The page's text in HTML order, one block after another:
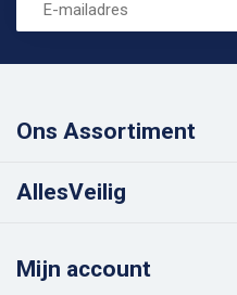
Ons Assortiment
AllesVeilig
Mijn account